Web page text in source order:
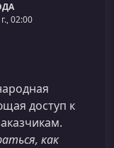
02:00
доступ к
как